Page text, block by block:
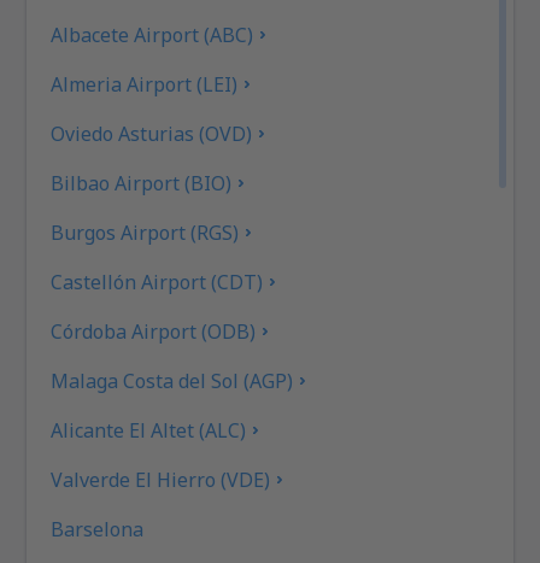
Albacete Airport (ABC)
Almeria Airport (LEI)
Oviedo Asturias (OVD)
Bilbao Airport (BIO)
Burgos Airport (RGS)
Castellón Airport (CDT)
Córdoba Airport (ODB)
Malaga Costa del Sol (AGP)
Alicante El Altet (ALC)
Valverde El Hierro (VDE)
Barselona